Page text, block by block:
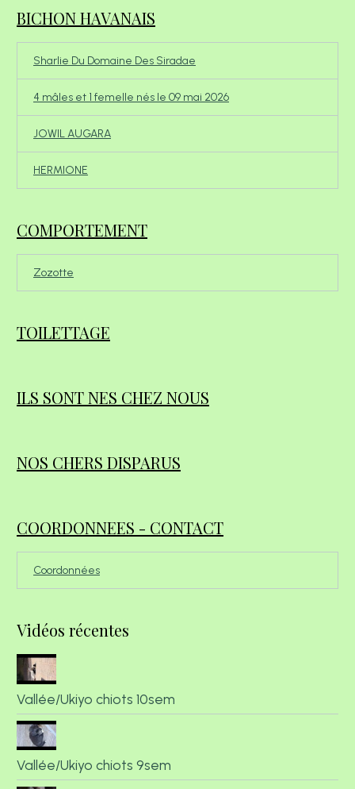
BICHON HAVANAIS
Sharlie Du Domaine Des Siradae
4 mâles et 1 femelle nés le 09 mai 2026
JOWIL AUGARA
HERMIONE
COMPORTEMENT
Zozotte
TOILETTAGE
ILS SONT NES CHEZ NOUS
NOS CHERS DISPARUS
COORDONNEES - CONTACT
Coordonnées
Vidéos récentes
Vallée/Ukiyo chiots 10sem
Vallée/Ukiyo chiots 9sem